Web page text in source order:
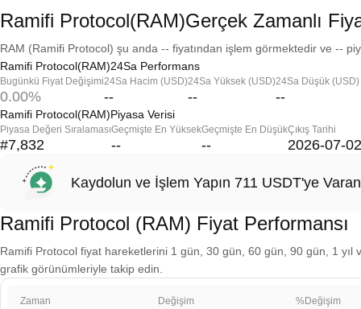
Ramifi Protocol(RAM)Gerçek Zamanlı
RAM (Ramifi Protocol) şu anda -- fiyatından işlem görmektedir ve --
Ramifi Protocol(RAM)24Sa Performans
Bugünkü Fiyat Değişimi
0.00%
24Sa Hacim (USD)
--
24Sa Yüksek (USD)
--
24Sa Düşük (USD)
--
Ramifi Protocol(RAM)Piyasa Verisi
Piyasa Değeri Sıralaması
#7,832
Geçmişte En Yüksek
--
Geçmişte En Düşük
--
Çıkış Tarihi
2026-07-02
Kaydolun ve İşlem Yapın 711 USDT'ye
Ramifi Protocol (RAM) Fiyat Performansı
Ramifi Protocol fiyat hareketlerini 1 gün, 30 gün, 60 gün, 90 gün, 1
grafik görünümleriyle takip edin.
Zaman Değişim %Değişim